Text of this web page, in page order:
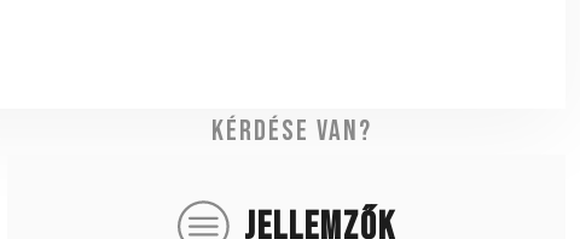
Kérdése van?
JELLEMZŐK